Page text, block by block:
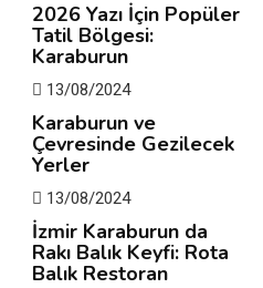
2026 Yazı İçin Popüler
Tatil Bölgesi:
Karaburun
13/08/2024
Karaburun ve
Çevresinde Gezilecek
Yerler
13/08/2024
İzmir Karaburun da
Rakı Balık Keyfi: Rota
Balık Restoran